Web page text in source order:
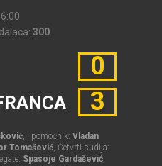
300
0
3
, I pomoćnik: Vladan
Tomašević, Četvrti sudija:
Spasoje Gardašević,